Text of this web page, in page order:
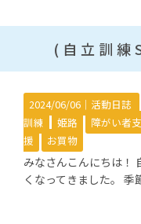
(自立訓練
2024/06/06｜ 活動日誌
訓練
姫路 障がい者
援
お買物
みなさんこんにちは！
くなってきました。 季